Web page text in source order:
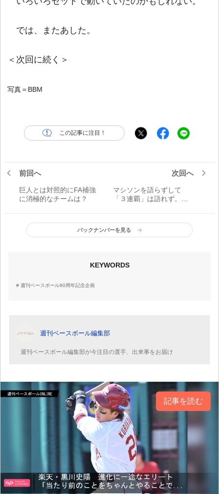
では、またあした。
＜次回に続く＞
写真＝BBM
この記事に注目！
前回へ
巨人とは対照的にFA補強
に消極的なチームは？
次回へ
マシソンを語らずして
「３連覇」は語れず。あ
久WEBコラム
バックナンバーを見る
KEYWORDS
週刊ベースボール60周年記念企画
週刊ベースボール編集部
週刊ベースボール編集部が今注目の選手、出来事をお届け
記事を読む